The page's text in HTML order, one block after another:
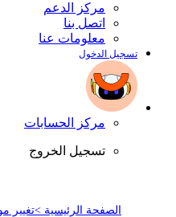
مركز الدعم
اتصل بنا
معلومات عنا
تسجيل الدخول
مركز الحسابات
تسجيل الخروج
الصفحة الرئيسية >تغيير